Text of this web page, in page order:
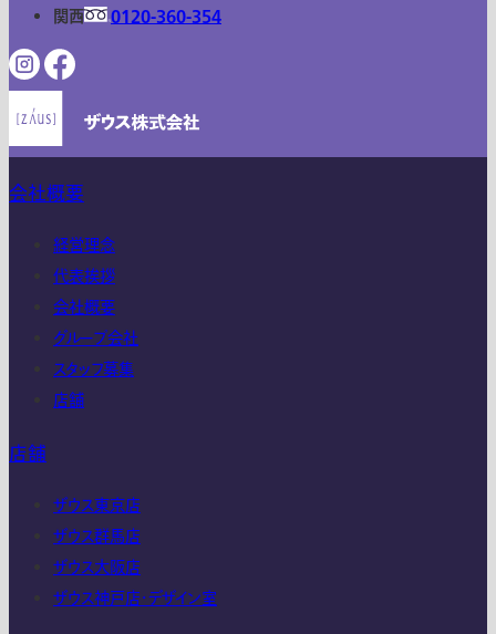
関西
0120-360-354
会社概要
経営理念
代表挨拶
会社概要
グループ会社
スタッフ募集
店舗
店舗
ザウス東京店
ザウス群馬店
ザウス大阪店
ザウス神戸店・デザイン室